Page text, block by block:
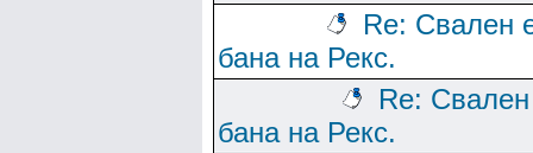
Re: Свален
бана на Рекс.
Re:
бана на Рекс.